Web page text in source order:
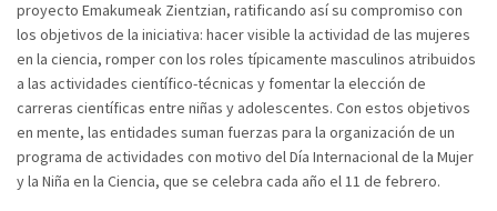
proyecto Emakumeak Zientzian, ratificando así su compromiso con
los objetivos de la iniciativa: hacer visible la actividad de las mujeres
en la ciencia, romper con los roles típicamente masculinos atribuidos
a las actividades científico-técnicas y fomentar la elección de
carreras científicas entre niñas y adolescentes. Con estos objetivos
en mente, las entidades suman fuerzas para la organización de un
programa de actividades con motivo del Día Internacional de la Mujer
y la Niña en la Ciencia, que se celebra cada año el 11 de febrero.